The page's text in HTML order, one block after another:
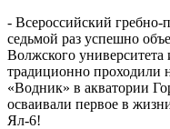
- Всероссийский
седьмой раз успешно
Волжского
традиционно проходили
«Водник» в акватории
осваивали первое в
Ял-6!